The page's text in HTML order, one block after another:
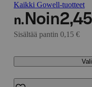
Kaikki Gowell-tuotteet
n. Noin
Sisältää pantin 0,15 €